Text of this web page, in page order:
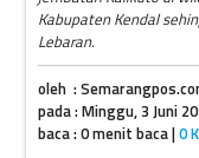
Kabupaten Kendal
Lebaran.
oleh :
pada : Minggu, 3 Juni
baca : 0 menit baca |0